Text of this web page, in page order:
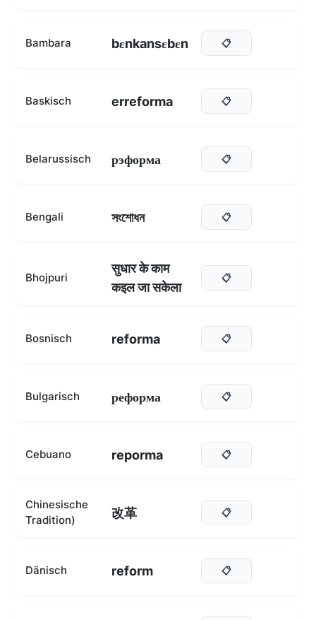
Bambara bεnkansεbεn 📋
Baskisch erreforma 📋
Belarussisch рэформа 📋
Bengali সংশোধন 📋
Bhojpuri
सुधार के काम
कइल जा सकेला
📋
Bosnisch reforma 📋
Bulgarisch реформа 📋
Cebuano reporma 📋
Chinesische
Tradition)
改革 📋
Dänisch reform 📋